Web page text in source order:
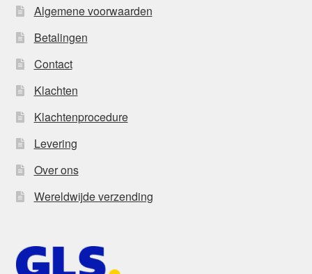
Algemene voorwaarden
Betalingen
Contact
Klachten
Klachtenprocedure
Levering
Over ons
Wereldwijde verzending